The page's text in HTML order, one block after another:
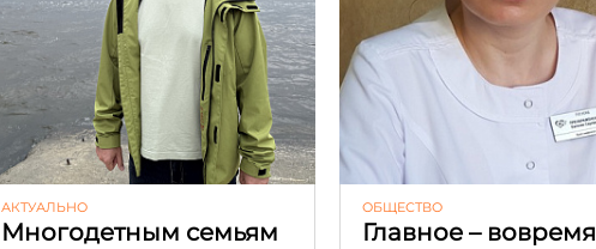
АКТУАЛЬНО
Многодетным семьям
ОБЩЕСТВО
Главное – вовремя